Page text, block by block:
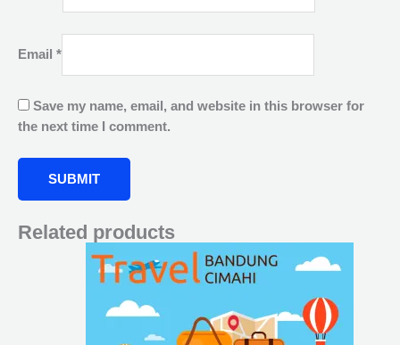
Email *
Save my name, email, and website in this browser for
the next time I comment.
Related products